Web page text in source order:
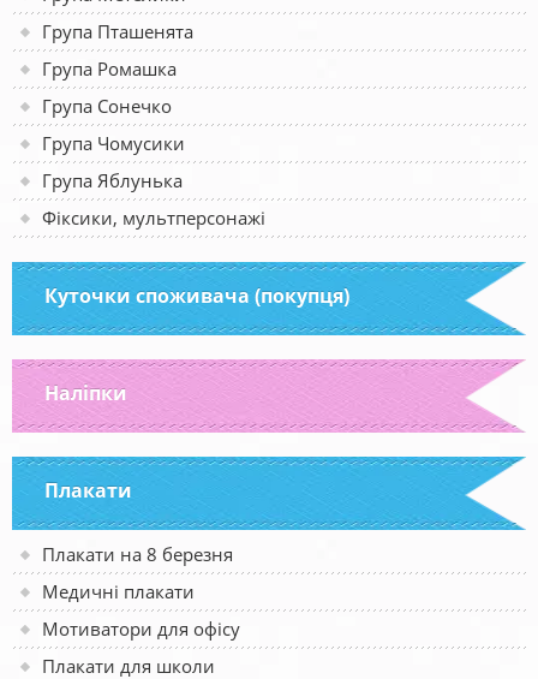
Група Пташенята
Група Ромашка
Група Сонечко
Група Чомусики
Група Яблунька
Фіксики, мультперсонажі
Куточки споживача (покупця)
Наліпки
Плакати
Плакати на 8 березня
Медичні плакати
Мотиватори для офісу
Плакати для школи